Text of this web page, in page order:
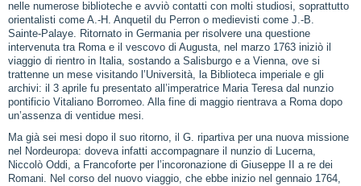
nelle numerose biblioteche e avviò contatti con molti studiosi, soprattutto
orientalisti come A.‑H. Anquetil du Perron o medievisti come J.‑B.
Sainte‑Palaye. Ritornato in Germania per risolvere una questione
intervenuta tra Roma e il vescovo di Augusta, nel marzo 1763 iniziò il
viaggio di rientro in Italia, sostando a Salisburgo e a Vienna, ove si
trattenne un mese visitando l’Università, la Biblioteca imperiale e gli
archivi: il 3 aprile fu presentato all’imperatrice Maria Teresa dal nunzio
pontificio Vitaliano Borromeo. Alla fine di maggio rientrava a Roma dopo
un’assenza di ventidue mesi.
Ma già sei mesi dopo il suo ritorno, il G. ripartiva per una nuova missione
nel Nordeuropa: doveva infatti accompagnare il nunzio di Lucerna,
Niccolò Oddi, a Francoforte per l’incoronazione di Giuseppe II a re dei
Romani. Nel corso del nuovo viaggio, che ebbe inizio nel gennaio 1764,